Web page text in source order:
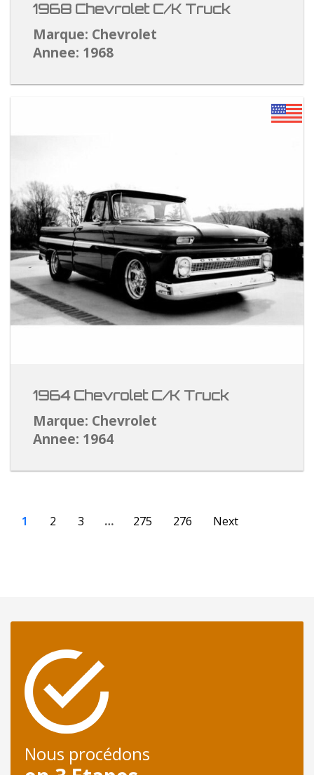
1968 Chevrolet C/K Truck
Marque: Chevrolet
Annee: 1968
1964 Chevrolet C/K Truck
Marque: Chevrolet
Annee: 1964
1 2 3 … 275 276 Next
Nous procédons